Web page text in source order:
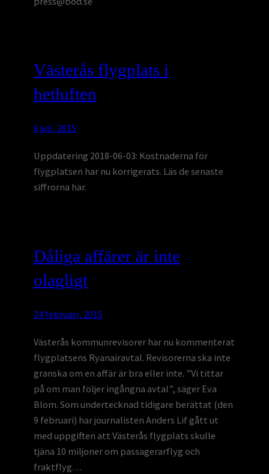
Västerås flygplats i
hetluften
6 juli, 2015
Uppdatering 2018-06-03: Kostnaderna för
flygplatsen har nu korrigerats. Läs de senaste
siffrorna här.
Dåliga affärer är inte
olagligt
24 februari, 2015
Västerås kommunrevisorer har nu kommenterat
flygplatsens Ryanairavtal. Revisorerna ska inte
granska om en affär är bra eller inte. ”Vi tittar
på om man följer ingångna avtal”, säger Eva
Blom. Som undertecknad tidigare berättat (den
9 februari) har journalisten Anders Lif gått ut
med uppgiften att Västerås flygplats skulle
tjäna 10 miljoner om passagerarflyg och
fraktflyg…